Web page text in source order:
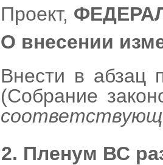
Проект,
О внесении
Внести в абзац
(Собрание
2. Пленум ВС